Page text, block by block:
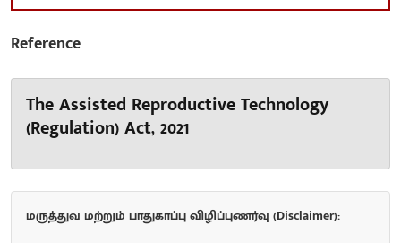
Reference
The Assisted Reproductive Technology
(Regulation) Act, 2021
மருத்துவ மற்றும் பாதுகாப்பு விழிப்புணர்வு (Disclaimer):